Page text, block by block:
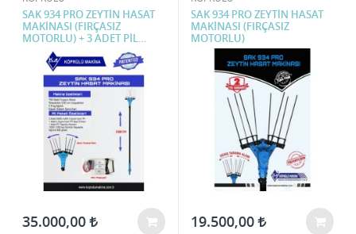
SAK 934 PRO ZEYTİN HASAT
MAKİNASI (FIRÇASIZ
MOTORLU) + 3 ADET PİL
PAKETİ
35.000,00
SAK 934 PRO ZEYTİN HASAT
MAKİNASI (FIRÇASIZ
MOTORLU)
19.500,00